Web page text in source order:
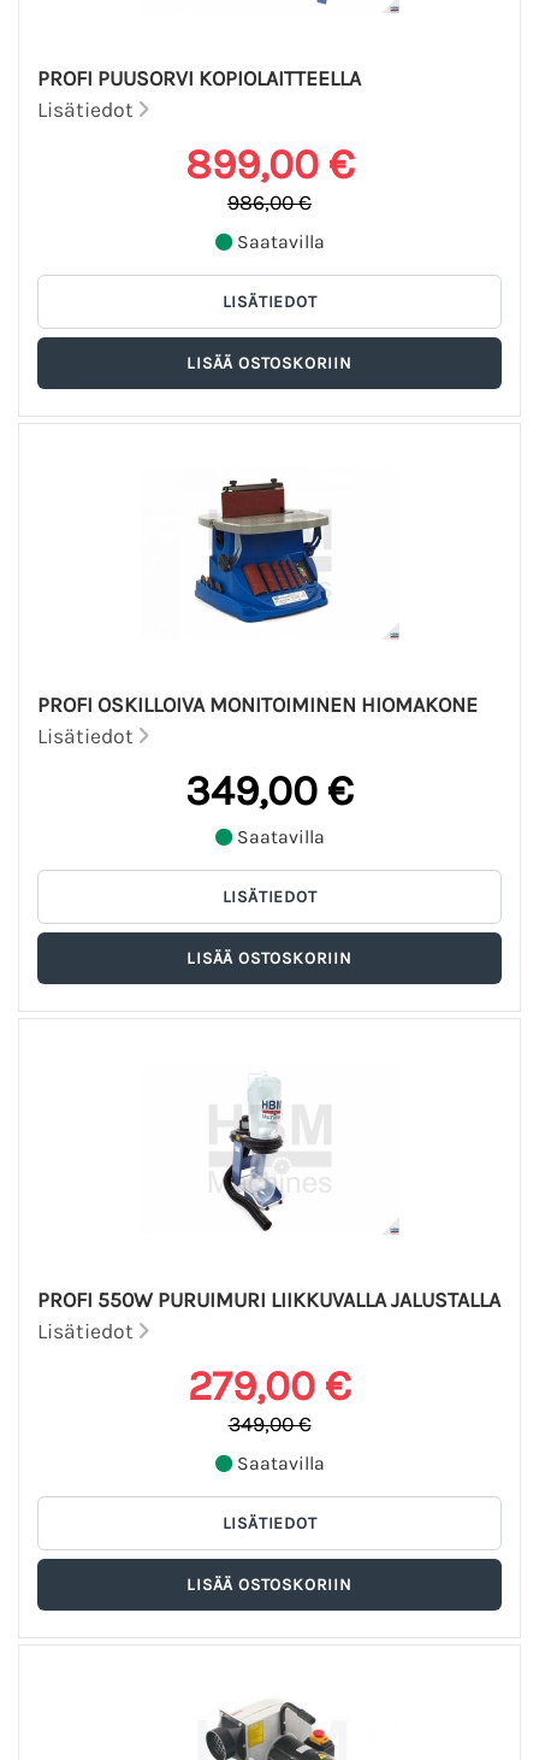
PROFI PUUSORVI KOPIOLAITTEELLA
Lisätiedot
899,00 €
986,00 €
Saatavilla
PROFI OSKILLOIVA MONITOIMINEN HIOMAKONE
Lisätiedot
349,00 €
Saatavilla
PROFI 550W PURUIMURI LIIKKUVALLA JALUSTALLA
Lisätiedot
279,00 €
349,00 €
Saatavilla